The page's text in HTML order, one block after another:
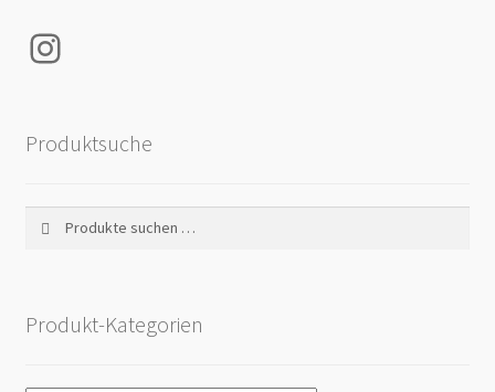
Instagram
Produktsuche
Produkt-Kategorien